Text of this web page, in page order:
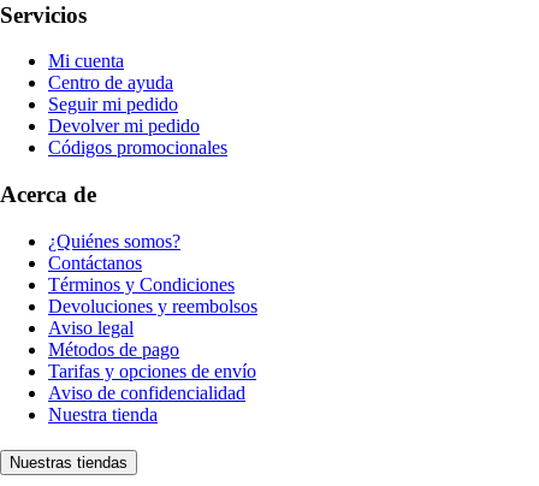
Servicios
Mi cuenta
Centro de ayuda
Seguir mi pedido
Devolver mi pedido
Códigos promocionales
Acerca de
¿Quiénes somos?
Contáctanos
Términos y Condiciones
Devoluciones y reembolsos
Aviso legal
Métodos de pago
Tarifas y opciones de envío
Aviso de confidencialidad
Nuestra tienda
Nuestras tiendas